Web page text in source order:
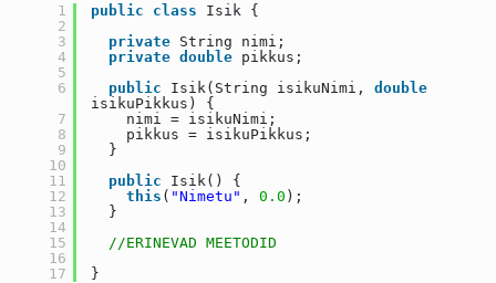
1
2
3
4
5
6
7
8
9
10
11
12
13
14
15
16
17
public class
Isik {
private String nimi;
private double pikkus;
public
Isik(String isikuNimi, double
isikuPikkus) {
nimi = isikuNimi;
pikkus = isikuPikkus;
}
public
Isik() {
this ( "Nimetu" , 0.0 );
}
//ERINEVAD MEETODID
}